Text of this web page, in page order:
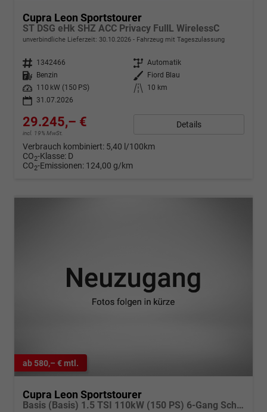
Cupra Leon Sportstourer
ST DSG eHk SHZ ACC Privacy FullL WirelessC
unverbindliche Lieferzeit: 30.10.2026 Fahrzeug mit Tageszulassung
Fahrzeugnr. 1342466 Getriebe Automatik
Kraftstoff
Benzin Außenfarbe
Fiord Blau
Leistung
110 kW (150 PS) Kilometerstand
10 km
31.07.2026
29.245,– €
incl. 19% MwSt.
Details
Verbrauch kombiniert: 5,40 l/100km
CO2-Klasse: D
CO2-Emissionen: 124,00 g/km
ab 580,– € mtl.
Cupra Leon Sportstourer
Basis (Basis) 1.5 TSI 110kW (150 PS) 6-Gang Schaltgetriebe